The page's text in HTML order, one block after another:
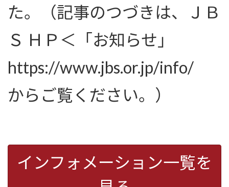
た。（記事のつづきは、ＪＢ
Ｓ ＨＰ＜「お知らせ」
https://www.jbs.or.jp/info/
からご覧ください。）
インフォメーション一覧を